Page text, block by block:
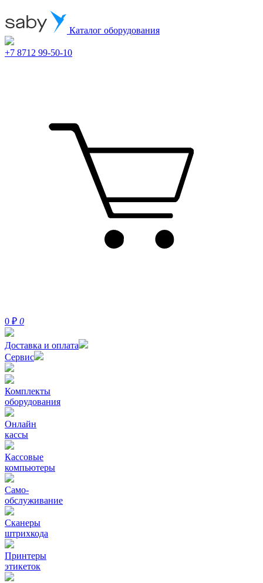
Каталог оборудования
+7 8712 99-50-10
0 ₽ 0
Доставка и оплата
Сервис
Комплекты
оборудования
Онлайн
кассы
Кассовые
компьютеры
Само-
обслуживание
Сканеры
штрихкода
Принтеры
этикеток